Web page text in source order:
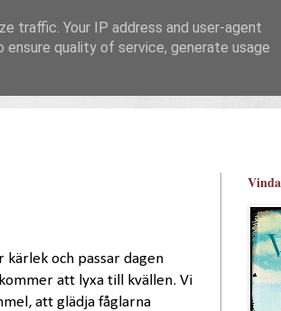
och passar dagen
att lyxa till kvällen. Vi
att glädja fåglarna
traffic. Your IP address and user-agent
quality of service, generate usage